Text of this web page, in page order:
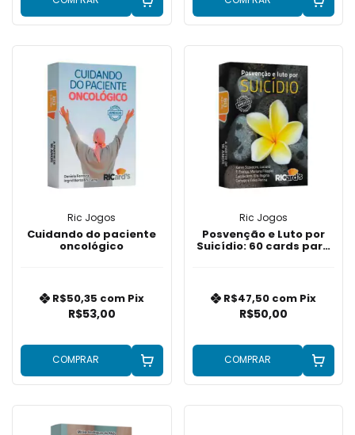
Ric Jogos
Cuidando do paciente
oncológico
R$53,00
R$50,35 com Pix
COMPRAR
Ric Jogos
Posvenção e Luto por
Suicídio: 60 cards para
R$50,00
R$47,50 com Pix
COMPRAR